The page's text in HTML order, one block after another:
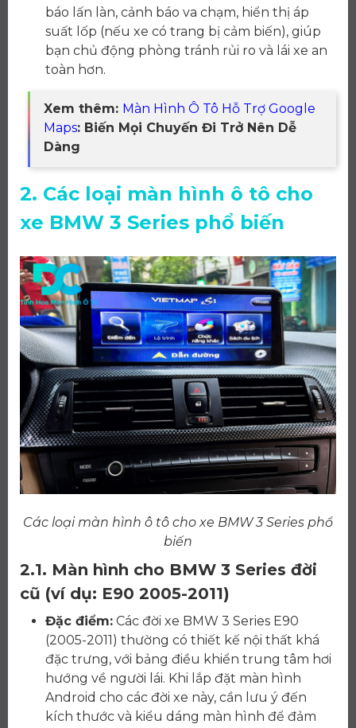
báo lấn làn, cảnh báo va chạm, hiển thị áp
suất lốp (nếu xe có trang bị cảm biến), giúp
bạn chủ động phòng tránh rủi ro và lái xe an
toàn hơn.
Xem thêm: Màn Hình Ô Tô Hỗ Trợ Google
Maps: Biến Mọi Chuyến Đi Trở Nên Dễ
Dàng
2. Các loại màn hình ô tô cho
xe BMW 3 Series phổ biến
Các loại màn hình ô tô cho xe BMW 3 Series phổ
biến
2.1. Màn hình cho BMW 3 Series đời
cũ (ví dụ: E90 2005-2011)
Đặc điểm: Các đời xe BMW 3 Series E90
(2005-2011) thường có thiết kế nội thất khá
đặc trưng, với bảng điều khiển trung tâm hơi
hướng về người lái. Khi lắp đặt màn hình
Android cho các đời xe này, cần lưu ý đến
kích thước và kiểu dáng màn hình để đảm